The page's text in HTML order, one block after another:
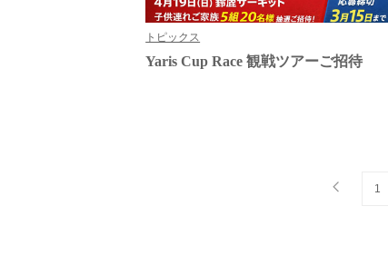
トピックス
Yaris Cup Race 観戦ツアーご招待
1